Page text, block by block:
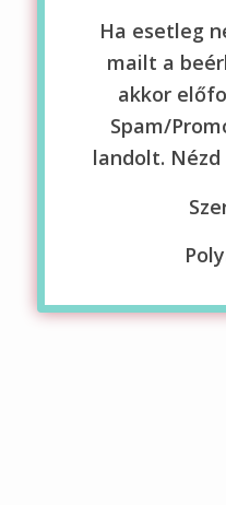
Ha esetleg
mailt a
akkor
Spam/
landolt.